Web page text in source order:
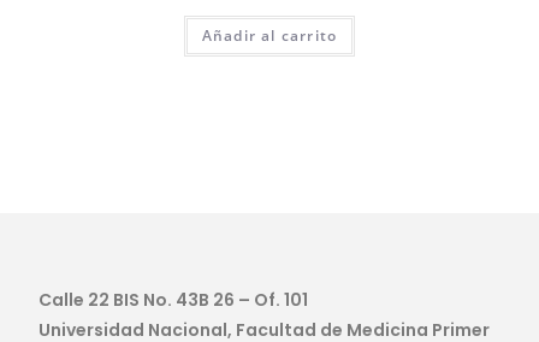
Añadir al carrito
Calle 22 BIS No. 43B 26 – Of. 101
Universidad Nacional, Facultad de Medicina Primer